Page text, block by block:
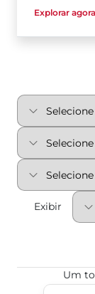
Explorar agora
Exibir
Um